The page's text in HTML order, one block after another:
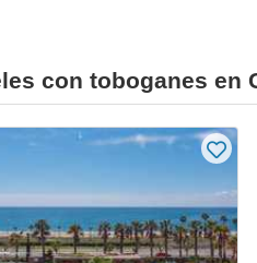
con toboganes en